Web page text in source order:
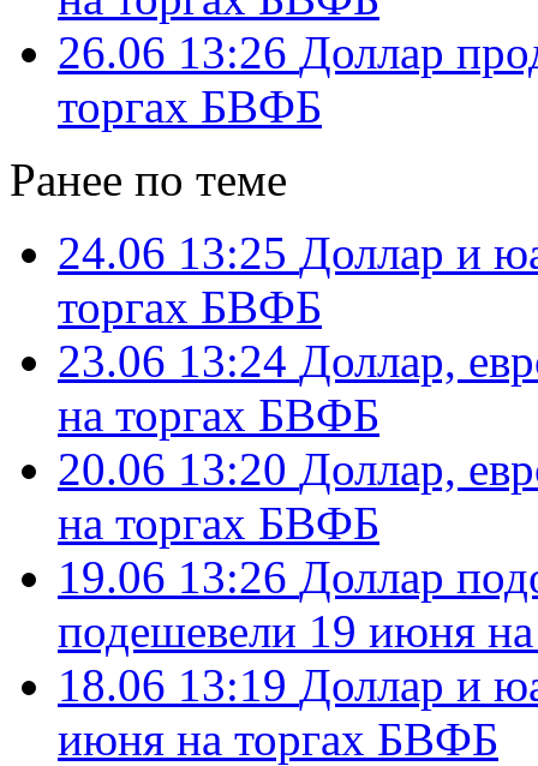
26.06 13:26 Доллар
торгах БВФБ
Ранее по теме
24.06 13:25 Доллар и
торгах БВФБ
23.06 13:24 Доллар,
на торгах БВФБ
20.06 13:20 Доллар,
на торгах БВФБ
19.06 13:26 Доллар
подешевели 19 июня
18.06 13:19 Доллар и
июня на торгах БВФБ